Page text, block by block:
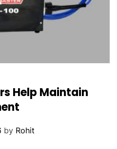
Help Maintain
by Rohit